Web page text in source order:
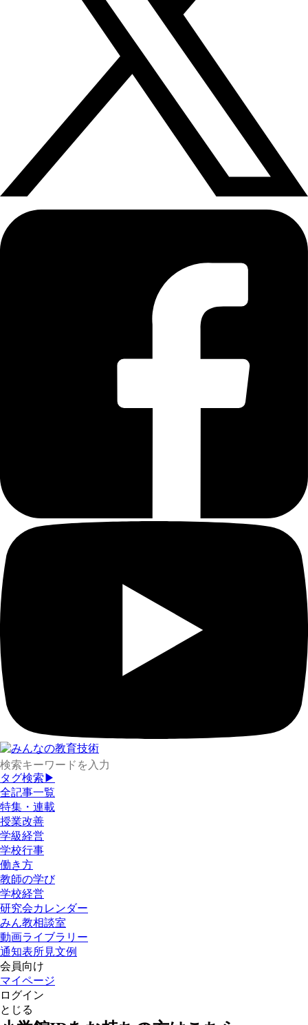
タグ検索▶
全記事一覧
特集・連載
授業改善
学級経営
学校行事
働き方
教師の学び
学校経営
研究会カレンダー
みん教相談室
動画ライブラリー
通知表所見文例
会員向け
マイページ
ログイン
とじる